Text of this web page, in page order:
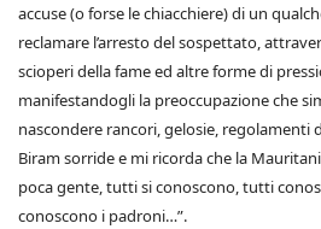
accuse (o forse le chiacchiere) di un
reclamare l’arresto del sospettato,
scioperi della fame ed altre forme di
manifestandogli la preoccupazione che
nascondere rancori, gelosie, regolamenti
Biram sorride e mi ricorda che la
poca gente, tutti si conoscono, tutti
conoscono i padroni…”.